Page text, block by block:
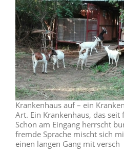
Krankenhaus auf – ein
Art. Ein Krankenhaus, das seit
Schon am Eingang herrscht
fremde Sprache mischt sich
einen langen Gang mit versch